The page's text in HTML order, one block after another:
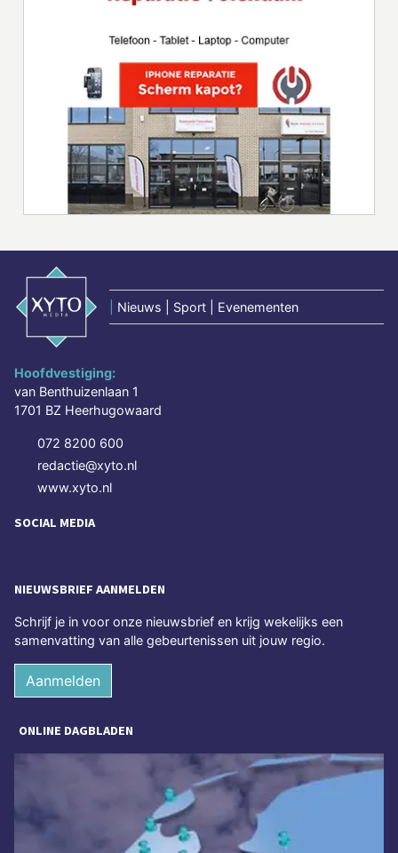
Nieuws | Sport | Evenementen
Hoofdvestiging:
van Benthuizenlaan 1
1701 BZ Heerhugowaard
072 8200 600
redactie@xyto.nl
www.xyto.nl
SOCIAL MEDIA
NIEUWSBRIEF AANMELDEN
Schrijf je in voor onze nieuwsbrief en krijg wekelijks een
samenvatting van alle gebeurtenissen uit jouw regio.
Aanmelden
ONLINE DAGBLADEN